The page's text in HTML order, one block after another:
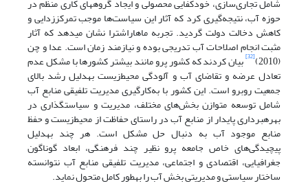
شامل تجاری‌سازی، خودکفایی محصولی و ایجاد گروه‏های کاری منظم در
حوزه آب، نتیجه‌گیری کرد که آثار این سیاست‌ها موجب تمرکززدایی و
کاهش دخالت دولت گردید. تجربه ماهاراشترا نشان می‏دهد که آثار
مثبت انجام اصلاحات آب تدریجی بوده و نیازمند زمان است. عدا و چن
(2010)
[32] بیان کردند که کشور پرو مانند بیش‏تر کشورها با مشکل عدم
تعادل عرضه و تقاضای آب و آلودگی محیط‌زیست به‏دلیل رشد بالای
جمعیت روبرو است. این کشور با به‌کارگیری مدیریت تلفیقی منابع آب
شامل توسعه متوازن بخش‌های مختلف، مدیریت و سیاست‏گذاری در
بهره‏برداری پایدار از منابع آب در راستای حفاظت از محیط‌زیست و حفظ
منابع موجود آب به دنبال حل مشکل است. هر چند به‏دلیل
پیچیدگی‌های خاص جامعه پرو نظیر چند فرهنگی، ابعاد گوناگون
جغرافیایی، اقتصادی و اجتماعی، مدیریت تلفیقی منابع آب نتوانسته
ساختار سیاستی و مدیریتی بخش آب را به‏طور کامل متحول نماید.